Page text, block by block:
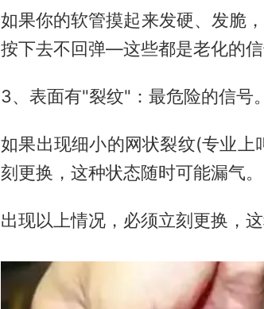
如果你的软管摸起来发硬、发脆
按下去不回弹—这些都是老化的信
3、表面有"裂纹"：最危险的信号
如果出现细小的网状裂纹(专业
刻更换，这种状态随时可能漏气。
出现以上情况，必须立刻更换，